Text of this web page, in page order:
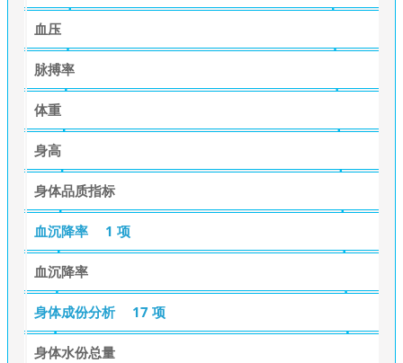
血压
脉搏率
体重
身高
身体品质指标
血沉降率 1 项
血沉降率
身体成份分析 17 项
身体水份总量